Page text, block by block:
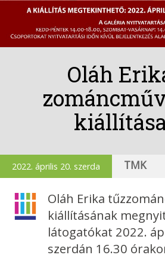
Oláh
2022. április 20. szerda TMK
Oláh Erika
kiállításának
látogatókat 2022.
szerdán 16.30